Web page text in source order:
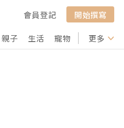
會員登記
開始撰寫
親子 生活 寵物 行山 打卡
更多